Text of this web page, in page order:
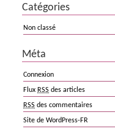
Catégories
Non classé
Méta
Connexion
Flux RSS des articles
RSS des commentaires
Site de WordPress-FR